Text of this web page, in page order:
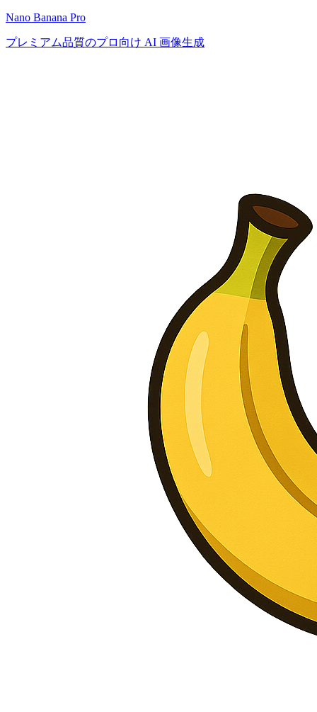
Nano Banana Pro
プレミアム品質のプロ向け AI 画像生成